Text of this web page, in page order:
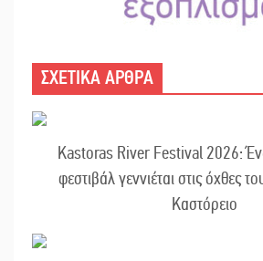
ΣΧΕΤΙΚΑ ΑΡΘΡΑ
Kastoras River Festival 2026:
φεστιβάλ γεννιέται στις όχθες
Καστόρειο